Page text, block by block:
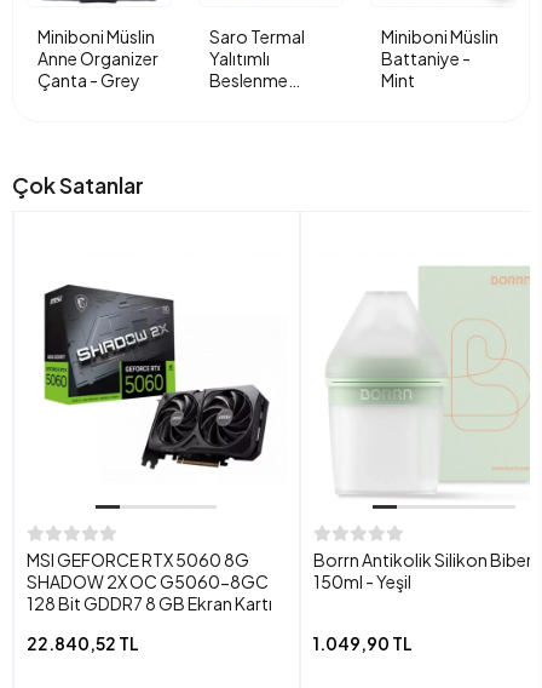
Miniboni Müslin
Anne Organizer
Çanta - Grey
Saro Termal
Yalıtımlı
Beslenme
Miniboni Müslin
Battaniye -
Mint
Çok Satanlar
MSI GEFORCE RTX 5060 8G
SHADOW 2X OC G5060-8GC
128 Bit GDDR7 8 GB Ekran Kartı
22.840,52 TL
Borrn Antikolik Silikon
150ml - Yeşil
1.049,90 TL